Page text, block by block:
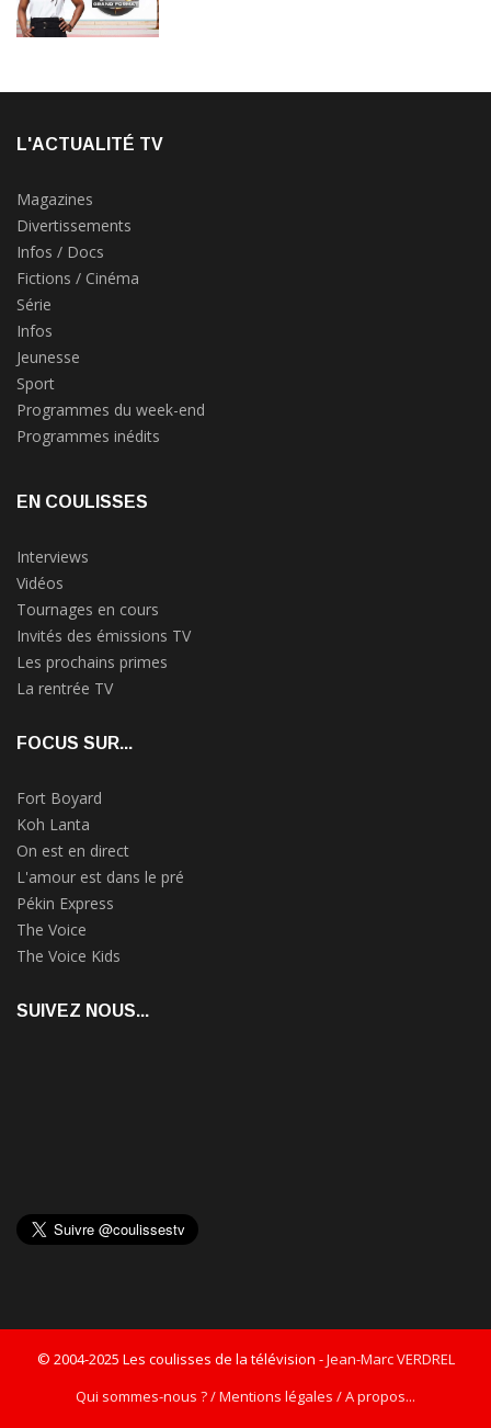
L'ACTUALITÉ TV
Magazines
Divertissements
Infos / Docs
Fictions / Cinéma
Série
Infos
Jeunesse
Sport
Programmes du week-end
Programmes inédits
EN COULISSES
Interviews
Vidéos
Tournages en cours
Invités des émissions TV
Les prochains primes
La rentrée TV
FOCUS SUR...
Fort Boyard
Koh Lanta
On est en direct
L'amour est dans le pré
Pékin Express
The Voice
The Voice Kids
SUIVEZ NOUS...
© 2004-2025 Les coulisses de la télévision -Jean-Marc VERDREL
Qui sommes-nous ? / Mentions légales / A propos...